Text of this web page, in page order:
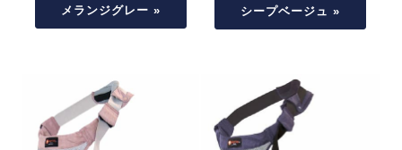
メランジグレー » シープベージュ »